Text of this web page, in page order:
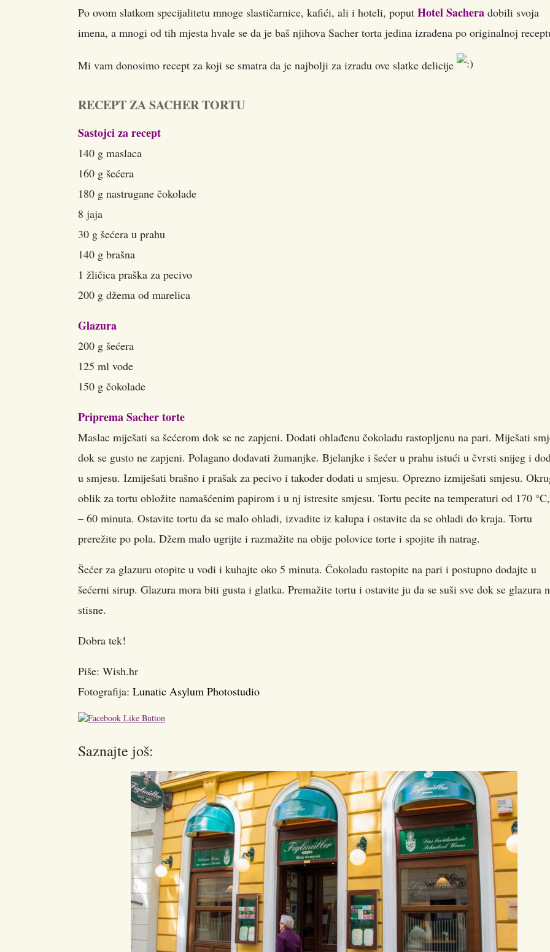
Po ovom slatkom specijalitetu mnoge slastičarnice, kafići, ali i hoteli, poput Hotel Sachera dobili svoja
imena, a mnogi od tih mjesta hvale se da je baš njihova Sacher torta jedina izrađena po originalnoj
Mi vam donosimo recept za koji se smatra da je najbolji za izradu ove slatke delicije
RECEPT ZA SACHER TORTU
Sastojci za recept
140 g maslaca
160 g šećera
180 g nastrugane čokolade
8 jaja
30 g šećera u prahu
140 g brašna
1 žličica praška za pecivo
200 g džema od marelica
Glazura
200 g šećera
125 ml vode
150 g čokolade
Priprema Sacher torte
Maslac miješati sa šećerom dok se ne zapjeni. Dodati ohlađenu čokoladu rastopljenu na pari. Miješati
dok se gusto ne zapjeni. Polagano dodavati žumanjke. Bjelanjke i šećer u prahu istući u čvrsti snijeg i
u smjesu. Izmiješati brašno i prašak za pecivo i također dodati u smjesu. Oprezno izmiješati smjesu.
oblik za tortu obložite namašćenim papirom i u nj istresite smjesu. Tortu pecite na temperaturi od 170
– 60 minuta. Ostavite tortu da se malo ohladi, izvadite iz kalupa i ostavite da se ohladi do kraja. Tortu
prerežite po pola. Džem malo ugrijte i razmažite na obije polovice torte i spojite ih natrag.
Šećer za glazuru otopite u vodi i kuhajte oko 5 minuta. Čokoladu rastopite na pari i postupno dodajte u
šećerni sirup. Glazura mora biti gusta i glatka. Premažite tortu i ostavite ju da se suši sve dok se glazura
stisne.
Dobra tek!
Piše: Wish.hr
Fotografija: Lunatic Asylum Photostudio
Saznajte još: